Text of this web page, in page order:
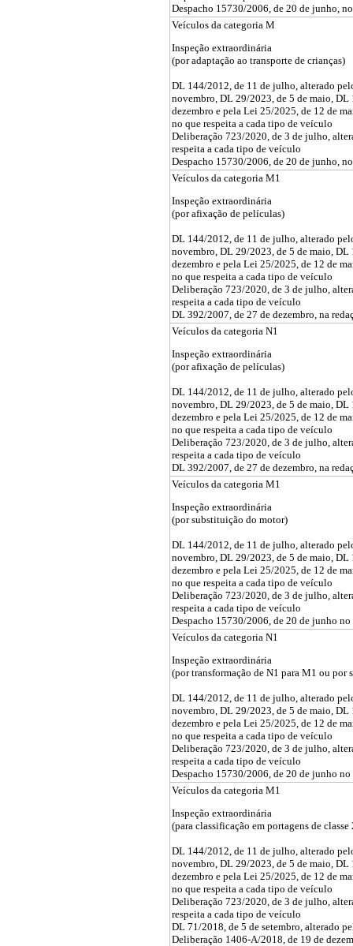
Despacho 15730/2006, de 20 de junho,
Veículos da categoria M
Inspeção extraordinária
(por adaptação ao transporte de crianças)
DL 144/2012, de 11 de julho, alterado
novembro, DL 29/2023, de 5 de maio,
dezembro e pela Lei 25/2025, de 12 de
no que respeita a cada tipo de veículo
Deliberação 723/2020, de 3 de julho,
respeita a cada tipo de veículo
Despacho 15730/2006, de 20 de junho,
Veículos da categoria M1
Inspeção extraordinária
(por afixação de películas)
DL 144/2012, de 11 de julho, alterado
novembro, DL 29/2023, de 5 de maio,
dezembro e pela Lei 25/2025, de 12 de
no que respeita a cada tipo de veículo
Deliberação 723/2020, de 3 de julho,
respeita a cada tipo de veículo
DL 392/2007, de 27 de dezembro, na
Veículos da categoria N1
Inspeção extraordinária
(por afixação de películas)
DL 144/2012, de 11 de julho, alterado
novembro, DL 29/2023, de 5 de maio,
dezembro e pela Lei 25/2025, de 12 de
no que respeita a cada tipo de veículo
Deliberação 723/2020, de 3 de julho,
respeita a cada tipo de veículo
DL 392/2007, de 27 de dezembro, na
Veículos da categoria M1
Inspeção extraordinária
(por substituição do motor)
DL 144/2012, de 11 de julho, alterado
novembro, DL 29/2023, de 5 de maio,
dezembro e pela Lei 25/2025, de 12 de
no que respeita a cada tipo de veículo
Deliberação 723/2020, de 3 de julho,
respeita a cada tipo de veículo
Despacho 15730/2006, de 20 de junho
Veículos da categoria N1
Inspeção extraordinária
(por transformação de N1 para M1 ou por
DL 144/2012, de 11 de julho, alterado
novembro, DL 29/2023, de 5 de maio,
dezembro e pela Lei 25/2025, de 12 de
no que respeita a cada tipo de veículo
Deliberação 723/2020, de 3 de julho,
respeita a cada tipo de veículo
Despacho 15730/2006, de 20 de junho
Veículos da categoria M1
Inspeção extraordinária
(para classificação em portagens de classe
DL 144/2012, de 11 de julho, alterado
novembro, DL 29/2023, de 5 de maio,
dezembro e pela Lei 25/2025, de 12 de
no que respeita a cada tipo de veículo
Deliberação 723/2020, de 3 de julho,
respeita a cada tipo de veículo
DL 71/2018, de 5 de setembro, alterado
Deliberação 1406-A/2018, de 19 de